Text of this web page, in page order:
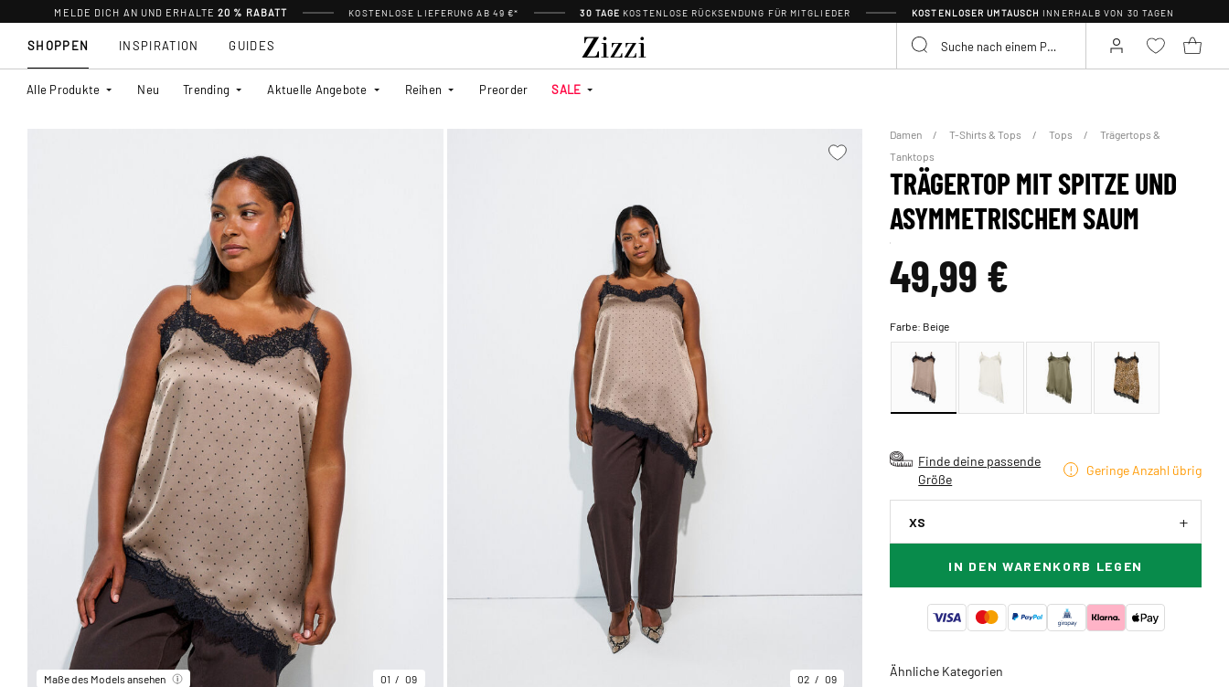
MELDE DICH AN UND ERHALTE20 % RABATT KOSTENLOSE LIEFERUNG AB 49 €* 30 TAGE KOSTENLOSE RÜCKSENDUNG FÜR MITGLIEDER KOSTENLOSER UMTAUSCH INNERHALB VON 30 TAGEN
SHOPPEN
Alle Produkte Neu Trending Aktuelle Angebote Reihen Preorder SALE
INSPIRATION GUIDES
Maße des Models ansehen 01 09 02 09
Damen T-Shirts & Tops Tops
Trägertops &
Tanktops
TRÄGERTOP MIT SPITZE UND
ASYMMETRISCHEM SAUM
49,99 €
Farbe: Beige
Finde deine passende
Größe
Geringe Anzahl übrig
XS
IN DEN WARENKORB LEGEN
Ähnliche Kategorien